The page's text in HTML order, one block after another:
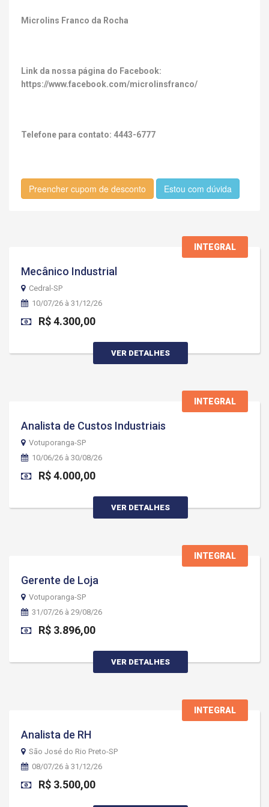
Microlins Franco da Rocha
Link da nossa página do Facebook:
https://www.facebook.com/microlinsfranco/
Telefone para contato: 4443-6777
Preencher cupom de desconto Estou com dúvida
INTEGRAL
Mecânico Industrial
Cedral-SP
10/07/26 à 31/12/26
R$ 4.300,00
VER DETALHES
INTEGRAL
Analista de Custos Industriais
Votuporanga-SP
10/06/26 à 30/08/26
R$ 4.000,00
VER DETALHES
INTEGRAL
Gerente de Loja
Votuporanga-SP
31/07/26 à 29/08/26
R$ 3.896,00
VER DETALHES
INTEGRAL
Analista de RH
São José do Rio Preto-SP
08/07/26 à 31/12/26
R$ 3.500,00